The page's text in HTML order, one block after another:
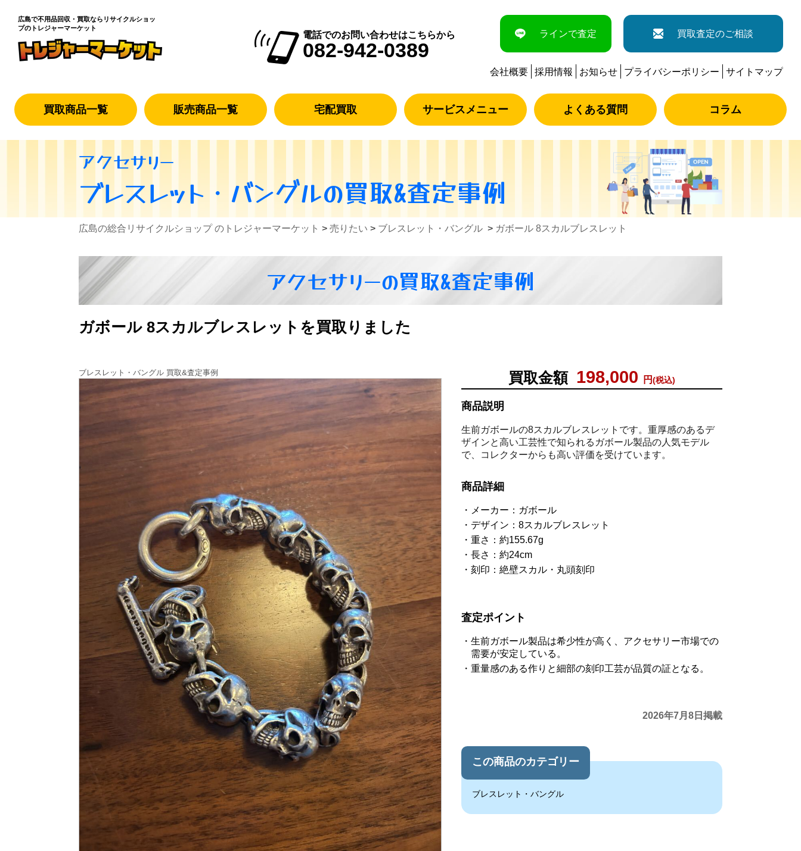
広島で不用品回収・買取なら リサイクルショッ
プのトレジャーマーケット
電話でのお問い合わせはこちらから
082-942-0389
ラインで査定 買取査定のご相談
会社概要 採用情報 お知らせ プライバシーポリシー サイトマップ
買取商品一覧 販売商品一覧 宅配買取 サービスメニュー よくある質問 コラム
アクセサリー
ブレスレット・バングルの買取&査定事例
広島の総合リサイクルショップ のトレジャーマーケット > 売りたい > ブレスレット・バングル > ガボール 8スカルブレスレット
アクセサリーの買取&査定事例
ガボール 8スカルブレスレットを買取りました
買取金額 198,000 円(税込)
商品説明
生前ガボールの8スカルブレスレットです。重厚感のあるデ
ザインと高い工芸性で知られるガボール製品の人気モデル
で、コレクターからも高い評価を受けています。
商品詳細
メーカー：ガボール
デザイン：8スカルブレスレット
重さ：約155.67g
長さ：約24cm
刻印：絶壁スカル・丸頭刻印
査定ポイント
生前ガボール製品は希少性が高く、アクセサリー市場での
需要が安定している。
重量感のある作りと細部の刻印工芸が品質の証となる。
2026年7月8日掲載
この商品のカテゴリー
ブレスレット・バングル
ブレスレット・バングル 買取&査定事例